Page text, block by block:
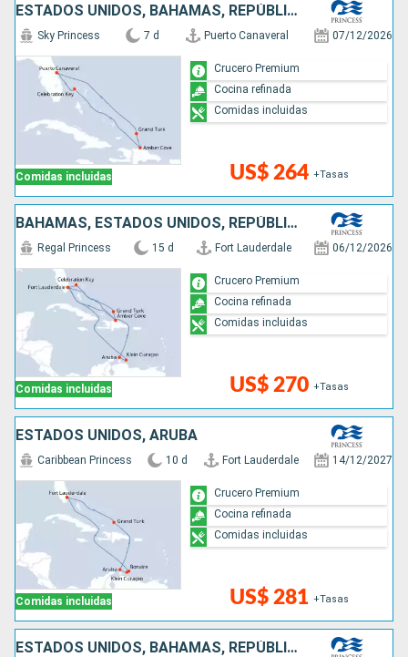
ESTADOS UNIDOS, BAHAMAS, REPÚBLICA DOMINICANA
Comidas incluidas
Sky Princess 7 d Puerto Canaveral 07/12/2026
US$ 264 +Tasas
Crucero Premium
Cocina refinada
Comidas incluidas
BAHAMAS, ESTADOS UNIDOS, REPÚBLICA DOMINICANA, ARUBA
Comidas incluidas
Regal Princess 15 d Fort Lauderdale 06/12/2026
US$ 270 +Tasas
Crucero Premium
Cocina refinada
Comidas incluidas
ESTADOS UNIDOS, ARUBA
Comidas incluidas
Caribbean Princess 10 d Fort Lauderdale 14/12/2027
US$ 281 +Tasas
Crucero Premium
Cocina refinada
Comidas incluidas
ESTADOS UNIDOS, BAHAMAS, REPÚBLICA DOMINICANA, PUERTO RICO, SAN MARTÍN, ANTIGUA Y BARBUDA